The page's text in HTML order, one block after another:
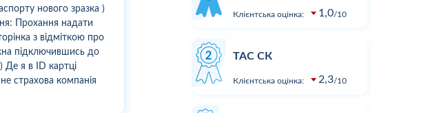
нового зразка )
Прохання надати
з відміткою про
підключившись до
Де я в ID картці
страхова компанія
Клієнтська оцінка: 1,0 10
ТАС СК
Клієнтська оцінка: 2,3 10